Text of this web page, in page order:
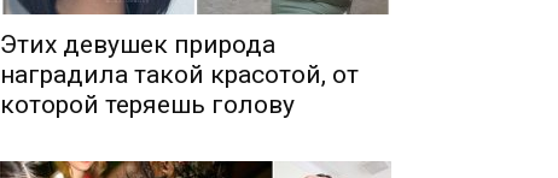
Этих девушек природа
наградила такой красотой, от
которой теряешь голову